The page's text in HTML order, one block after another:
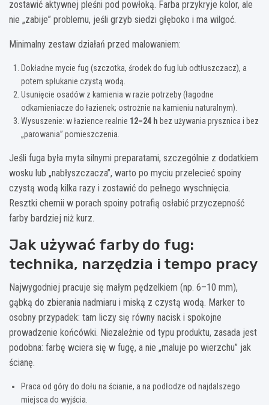
zostawić aktywnej pleśni pod powłoką. Farba przykryje kolor, ale
nie „zabije” problemu, jeśli grzyb siedzi głęboko i ma wilgoć.
Minimalny zestaw działań przed malowaniem:
Dokładne mycie fug (szczotka, środek do fug lub odtłuszczacz), a
potem spłukanie czystą wodą.
Usunięcie osadów z kamienia w razie potrzeby (łagodne
odkamieniacze do łazienek; ostrożnie na kamieniu naturalnym).
Wysuszenie: w łazience realnie 12–24 h bez używania prysznica i bez
„parowania” pomieszczenia.
Jeśli fuga była myta silnymi preparatami, szczególnie z dodatkiem
wosku lub „nabłyszczacza”, warto po myciu przelecieć spoiny
czystą wodą kilka razy i zostawić do pełnego wyschnięcia.
Resztki chemii w porach spoiny potrafią osłabić przyczepność
farby bardziej niż kurz.
Jak używać farby do fug:
technika, narzędzia i tempo pracy
Najwygodniej pracuje się małym pędzelkiem (np. 6–10 mm),
gąbką do zbierania nadmiaru i miską z czystą wodą. Marker to
osobny przypadek: tam liczy się równy nacisk i spokojne
prowadzenie końcówki. Niezależnie od typu produktu, zasada jest
podobna: farbę wciera się w fugę, a nie „maluje po wierzchu” jak
ścianę.
Praca od góry do dołu na ścianie, a na podłodze od najdalszego
miejsca do wyjścia.